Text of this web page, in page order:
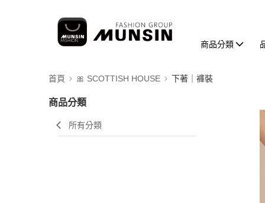
商品分類
首頁 🎀 SCOTTISH HOUSE 下著｜褲裝
商品分類
所有分類